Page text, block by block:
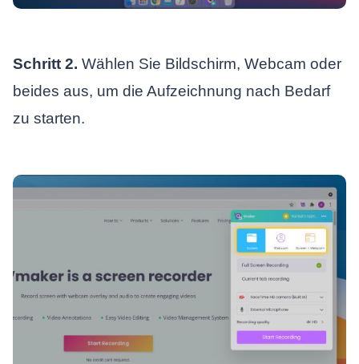
Schritt 2. Wählen Sie Bildschirm, Webcam oder
beides aus, um die Aufzeichnung nach Bedarf
zu starten.